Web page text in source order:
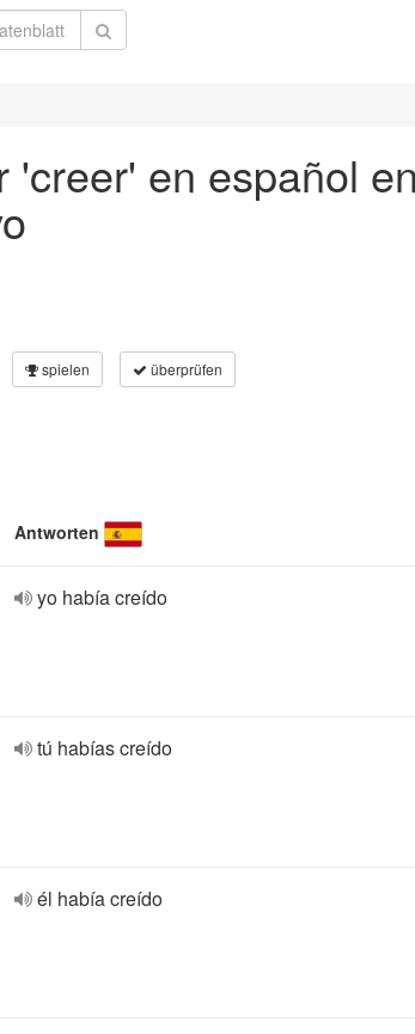
en español
spielen überprüfen
Antworten
yo había creído
tú habías creído
él había creído